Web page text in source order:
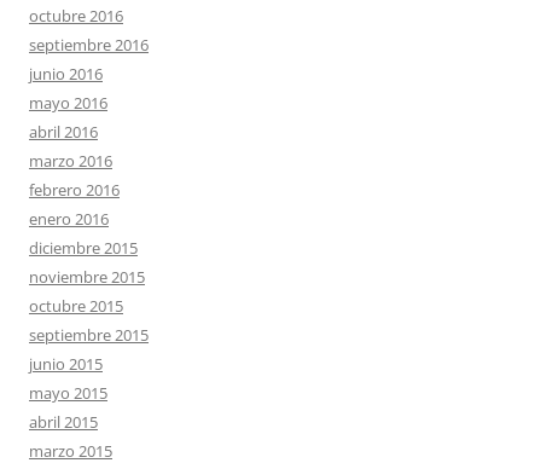
octubre 2016
septiembre 2016
junio 2016
mayo 2016
abril 2016
marzo 2016
febrero 2016
enero 2016
diciembre 2015
noviembre 2015
octubre 2015
septiembre 2015
junio 2015
mayo 2015
abril 2015
marzo 2015